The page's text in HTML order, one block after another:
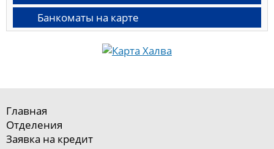
Банкоматы на карте
Главная
Отделения
Заявка на кредит